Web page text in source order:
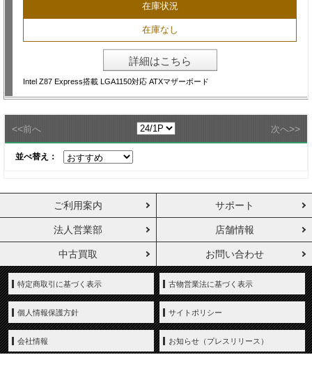
在庫状況
在庫なし
詳細はこちら
Intel Z87 Express搭載 LGA1150対応 ATXマザーボード
<<前へ 次へ>>
並べ替え：
ご利用案内 サポート
法人営業部 店舗情報
中古買取 お問い合わせ
特定商取引に基づく表示 古物営業法に基づく表示
個人情報保護方針 サイトポリシー
会社情報 お知らせ（プレスリリース）